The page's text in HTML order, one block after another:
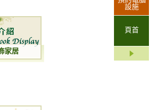
設施
頁首
家居